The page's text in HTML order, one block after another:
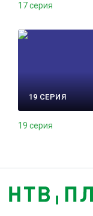
17 серия
19 СЕРИЯ
19 серия